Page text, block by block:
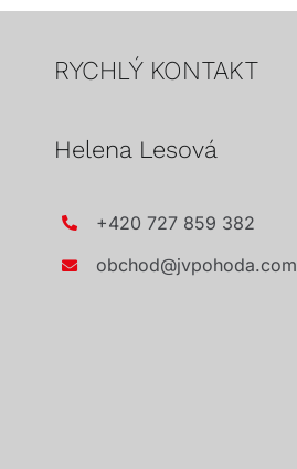
RYCHLÝ KONTAKT
Helena Lesová
+420 727 859 382
obchod@jvpohoda.com